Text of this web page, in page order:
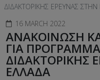
ΔΙΔΑΚΤΟΡΙΚΗΣ ΕΡΕΥΝΑΣ
16 MARCH 2022
ΑΝΑΚΟΙΝΩΣΗ
ΓΙΑ
ΔΙΔΑΚΤΟΡΙΚΗΣ
ΕΛΛΑΔΑ